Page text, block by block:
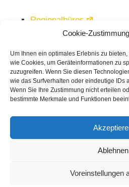
Cookie-
Um Ihnen ein optimales Erlebnis zu
wie Cookies, um Geräteinformationen zu
zuzugreifen. Wenn Sie diesen
wie das Surfverhalten oder eindeutige IDs
Wenn Sie Ihre Zustimmung nicht erteilen
bestimmte Merkmale und Funktionen
Ablehnen
Voreinstellungen
Regionalbüros
Veranstaltungen
Mediathek
Newsletter